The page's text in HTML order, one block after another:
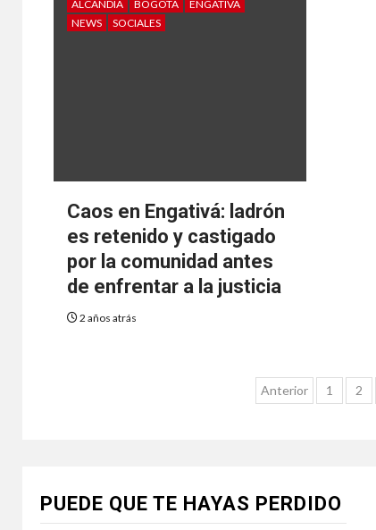
ALCANDÍA BOGOTÁ
ENGATIVÁ
NEWS
SOCIALES
Caos en Engativá: ladrón
es retenido y castigado
por la comunidad antes
de enfrentar a la justicia
2 años atrás
Anterior 1 2
PUEDE QUE TE HAYAS PERDIDO